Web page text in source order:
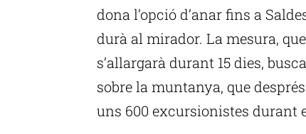
dona l’opció d’anar fins a
durà al mirador. La mesura,
s’allargarà durant 15 dies,
sobre la muntanya, que
uns 600 excursionistes durant